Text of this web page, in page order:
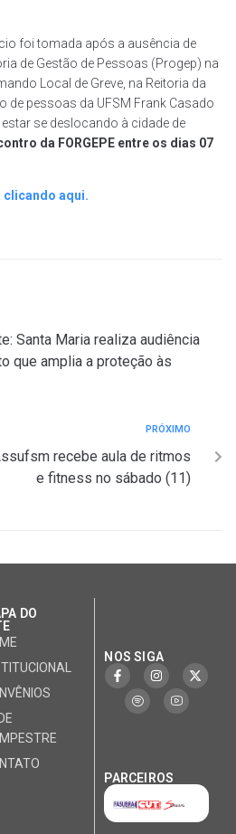
foi tomada após a ausência de
de Gestão de Pessoas (Progep) na
Local de Greve, na Reitoria da
de pessoas da UFSM Frank Casado
se deslocando à cidade de
da FORGEPE entre os dias 07
clicando aqui.
Santa Maria realiza audiência
que amplia a proteção às
PRÓXIMO
recebe aula de ritmos
e fitness no sábado (11)
DO
NOS SIGA
PARCEIROS